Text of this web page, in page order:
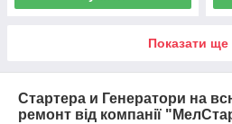
Показати ще
Стартера и Генератори на
ремонт від компанії